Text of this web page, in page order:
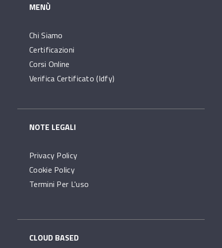
MENÙ
Chi Siamo
Certificazioni
Corsi Online
Verifica Certificato (idfy)
NOTE LEGALI
Privacy Policy
Cookie Policy
Termini Per L'uso
CLOUD BASED